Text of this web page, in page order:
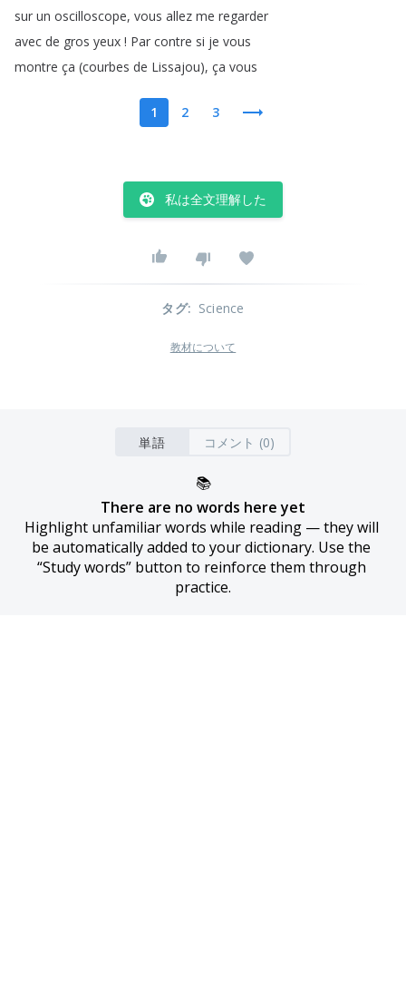
sur un oscilloscope, vous allez me regarder
avec de gros yeux ! Par contre si je vous
montre ça (courbes de Lissajou), ça vous
1 2 3
私は全文理解した
タグ: Science
教材について
単語 コメント (0)
📚
There are no words here yet
Highlight unfamiliar words while reading — they will
be automatically added to your dictionary. Use the
“Study words” button to reinforce them through
practice.